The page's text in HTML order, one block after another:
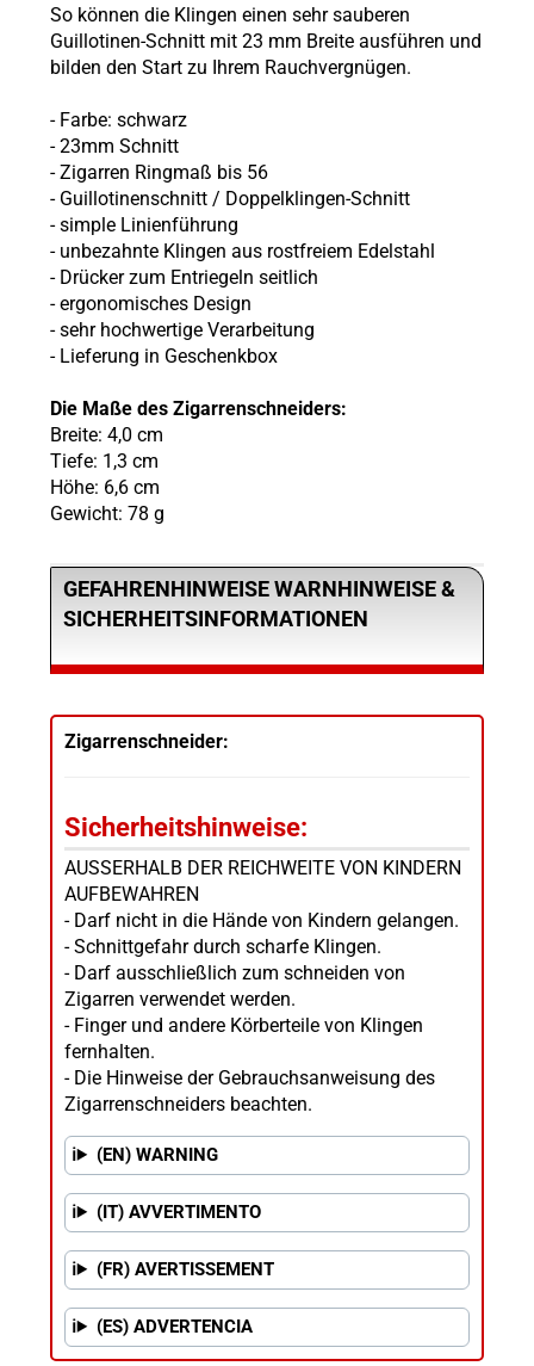
So können die Klingen einen sehr sauberen
Guillotinen-Schnitt mit 23 mm Breite ausführen und
bilden den Start zu Ihrem Rauchvergnügen.
- Farbe: schwarz
- 23mm Schnitt
- Zigarren Ringmaß bis 56
- Guillotinenschnitt / Doppelklingen-Schnitt
- simple Linienführung
- unbezahnte Klingen aus rostfreiem Edelstahl
- Drücker zum Entriegeln seitlich
- ergonomisches Design
- sehr hochwertige Verarbeitung
- Lieferung in Geschenkbox
Die Maße des Zigarrenschneiders:
Breite: 4,0 cm
Tiefe: 1,3 cm
Höhe: 6,6 cm
Gewicht: 78 g
GEFAHRENHINWEISE WARNHINWEISE &
SICHERHEITSINFORMATIONEN
Zigarrenschneider:
Sicherheitshinweise:
AUSSERHALB DER REICHWEITE VON KINDERN
AUFBEWAHREN
- Darf nicht in die Hände von Kindern gelangen.
- Schnittgefahr durch scharfe Klingen.
- Darf ausschließlich zum schneiden von
Zigarren verwendet werden.
- Finger und andere Körberteile von Klingen
fernhalten.
- Die Hinweise der Gebrauchsanweisung des
Zigarrenschneiders beachten.
(EN) WARNING
(IT) AVVERTIMENTO
(FR) AVERTISSEMENT
(ES) ADVERTENCIA